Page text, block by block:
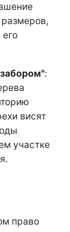
:
висят
участке
право